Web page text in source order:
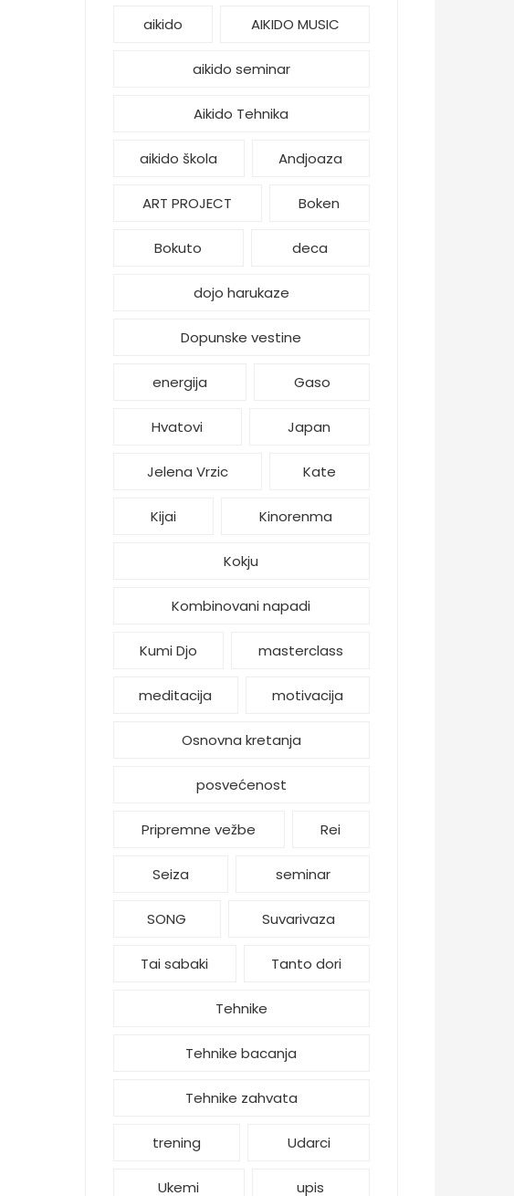
aikido AIKIDO MUSIC
aikido seminar
Aikido Tehnika
aikido škola Andjoaza
ART PROJECT Boken
Bokuto deca
dojo harukaze
Dopunske vestine
energija Gaso
Hvatovi Japan
Jelena Vrzic Kate
Kijai Kinorenma
Kokju
Kombinovani napadi
Kumi Djo masterclass
meditacija motivacija
Osnovna kretanja
posvećenost
Pripremne vežbe Rei
Seiza seminar
SONG Suvarivaza
Tai sabaki Tanto dori
Tehnike
Tehnike bacanja
Tehnike zahvata
trening Udarci
Ukemi upis